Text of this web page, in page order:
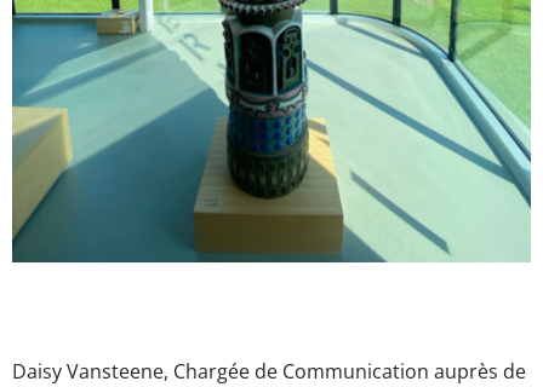
Daisy Vansteene, Chargée de Communication auprès de